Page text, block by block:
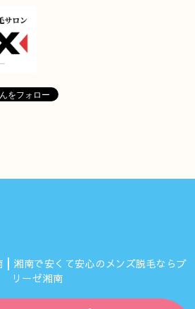
┃湘南で安くて安心のメンズ脱毛ならブ
リーゼ湘南